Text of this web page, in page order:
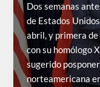
Dos semanas
de Estados
abril, y primera
con su homólogo
sugerido
norteamericana